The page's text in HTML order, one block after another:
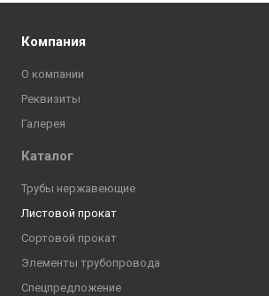
Компания
О компании
Реквизиты
Галерея
Каталог
Трубы нержавеющие
Листовой прокат
Сортовой прокат
Элементы трубопровода
Спецпредложение